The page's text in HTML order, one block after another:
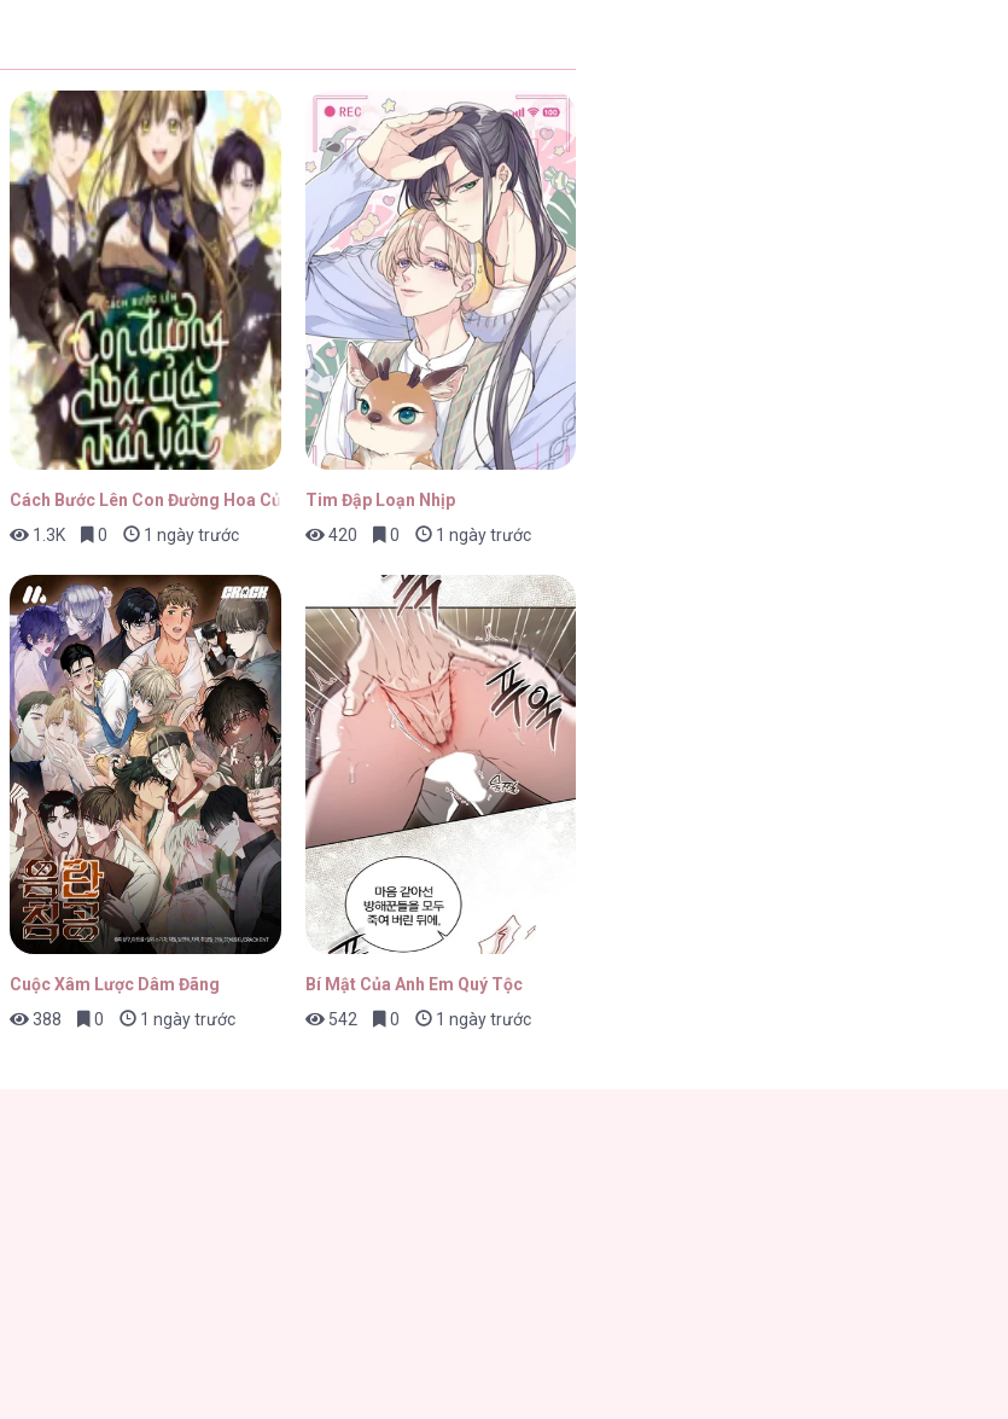
17/04/2026
17/04/2026
17/04/2026
17/04/2026
17/04/2026
17/04/2026
Cách Bước Lên Con Đường Hoa Của Nhân Vật Chính
1.3K
0 1 ngày trước
Tim Đập Loạn Nhịp
420
0 1 ngày trước
Cuộc Xâm Lược Dâm Đãng
388
0 1 ngày trước
Bí Mật Của Anh Em Quý Tộc
542
0 1 ngày trước